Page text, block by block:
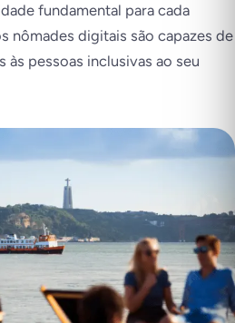
fundamental para cada
nômades digitais são capazes de
pessoas inclusivas ao seu